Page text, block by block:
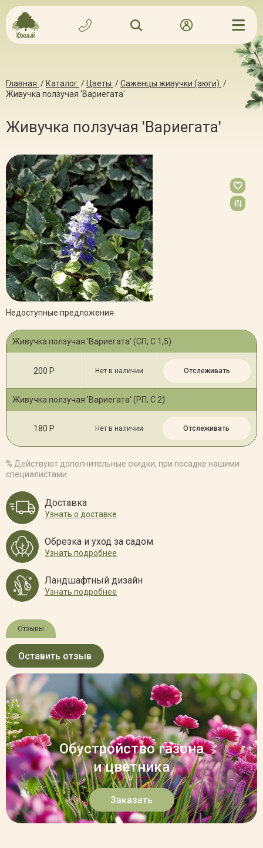
Главная / Каталог / Цветы /Саженцы живучки (аюги) /
Живучка ползучая 'Вариегата'
Живучка ползучая 'Вариегата'
Недоступные предложения
Живучка ползучая 'Вариегата' (СП, С 1,5)
200 Р Нет в наличии Отслеживать
Живучка ползучая 'Вариегата' (РП, C 2)
180 Р Нет в наличии Отслеживать
% Действуют дополнительные скидки, при посадке нашими
специалистами
Доставка
Узнать о доставке
Обрезка и уход за садом
Узнать подробнее
Ландшафтный дизайн
Узнать подробнее
Отзывы
Оставить отзыв
Обустройство газона
и цветника
Заказать